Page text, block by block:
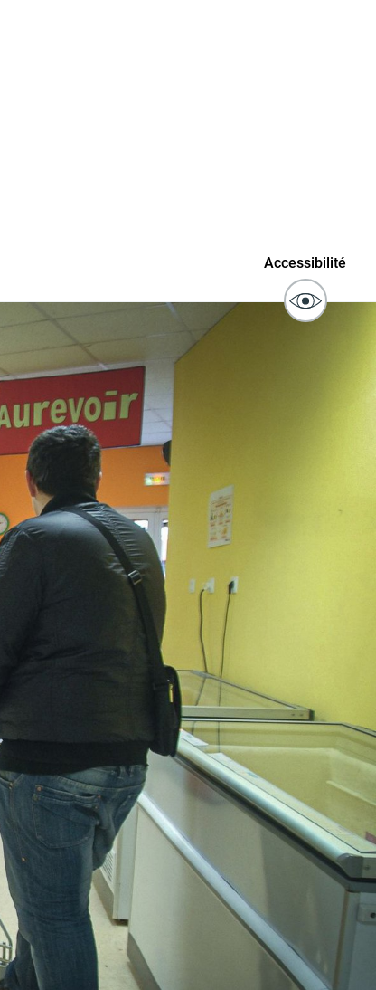
Accessibilité
des
Guichet numérique des
autorisations d'urbanisme
Mon logement sécurisé